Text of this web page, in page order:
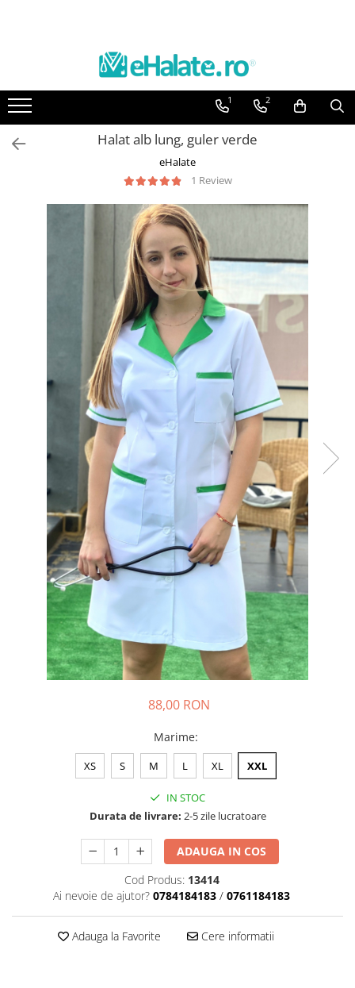
Toate Produsele
Bluze Unisex
Costume Unisex
Bluze unisex cu imprimeuri
Halate medicale femei
Halate medicale barbati
Halate medicale P2 cu fluturas
Halate medicale cu nasturi
Halate medicale cu fermoar
Halate medicale polar - unisex
Halate medicale albe
Fuste, Sarafane
Sarafane Mira
Fuste medicale
Sarafane medicale
Veste, Jachete
Veste de lucru
Jachete de lucru
Articole din Polar
Halate medicale polar - unisex
Tricouri de lucru
Saboti medicali
1 2
Halat alb lung, guler verde
eHalate
1 Review
88,00 RON
Marime:
XS S M L XL XXL
IN STOC
Durata de livrare: 2-5 zile lucratoare
ADAUGA IN COS
Cod Produs: 13414
Ai nevoie de ajutor? 0784184183 / 0761184183
Adauga la Favorite Cere informatii